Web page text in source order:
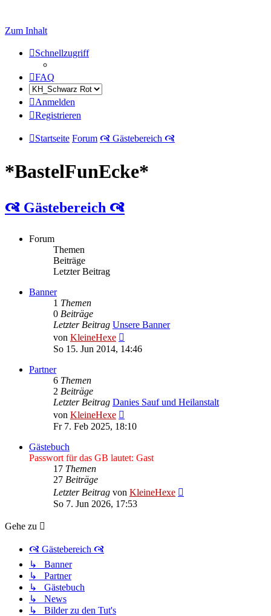
Zum Inhalt
Schnellzugriff
FAQ
Anmelden
Registrieren
Startseite Forum 🙧 Gästebereich 🙧
*BastelFunEcke*
🙧 Gästebereich 🙧
Forum
Themen
Beiträge
Letzter Beitrag
Banner
1 Themen
0 Beiträge
Letzter Beitrag Unsere Banner
von KleineHexe
Beitrag
So 15. Jun 2014, 14:46
Partner
6 Themen
2 Beiträge
Letzter Beitrag Danies Sauf und Heilanstalt
von KleineHexe
Beitrag
Fr 7. Feb 2025, 18:10
Gästebuch
Passwort für das GB lautet: Gast
17 Themen
27 Beiträge
Letzter Beitrag von KleineHexe
So 7. Jun 2026, 17:53
Gehe zu
🙧 Gästebereich 🙧
↳ Banner
↳ Partner
↳ Gästebuch
↳ News
↳ Bilder zu den Tut's